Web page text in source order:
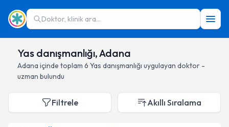
Doktor, klinik ara...
Yas danışmanlığı, Adana
Adana içinde toplam 6 Yas danışmanlığı uygulayan doktor -
uzman bulundu
Filtrele Akıllı Sıralama